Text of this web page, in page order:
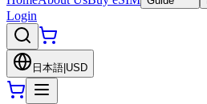
Login
日本語 USD